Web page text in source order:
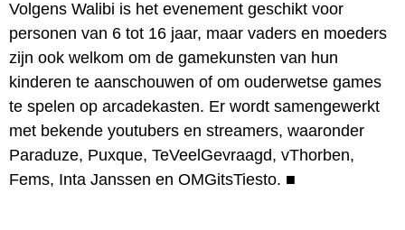
Volgens Walibi is het evenement geschikt voor
personen van 6 tot 16 jaar, maar vaders en moeders
zijn ook welkom om de gamekunsten van hun
kinderen te aanschouwen of om ouderwetse games
te spelen op arcadekasten. Er wordt samengewerkt
met bekende youtubers en streamers, waaronder
Paraduze, Puxque, TeVeelGevraagd, vThorben,
Fems, Inta Janssen en OMGitsTiesto. ■